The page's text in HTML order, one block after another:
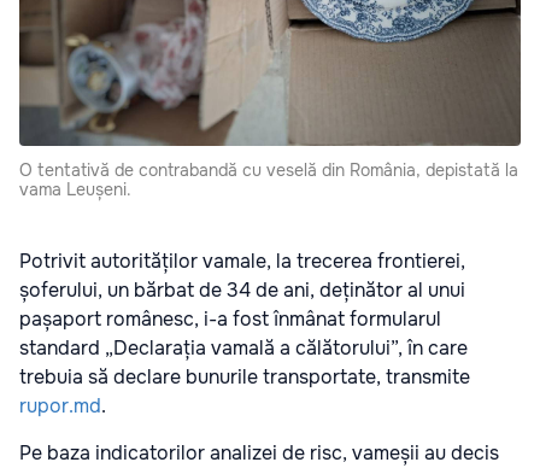
O tentativă de contrabandă cu veselă din România, depistată la
vama Leușeni.
Potrivit autorităților vamale, la trecerea frontierei,
șoferului, un bărbat de 34 de ani, deținător al unui
pașaport românesc, i-a fost înmânat formularul
standard „Declarația vamală a călătorului”, în care
trebuia să declare bunurile transportate, transmite
rupor.md.
Pe baza indicatorilor analizei de risc, vameșii au decis